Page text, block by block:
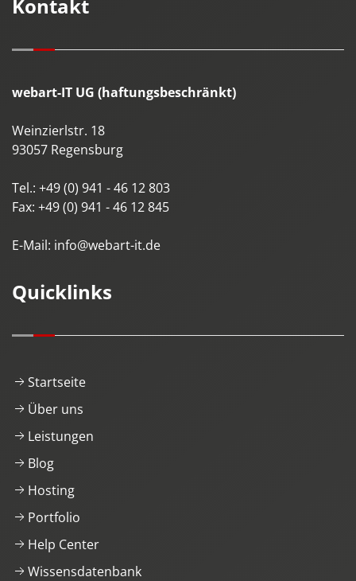
Kontakt
webart-IT UG (haftungsbeschränkt)
Weinzierlstr. 18
93057 Regensburg
Tel.: +49 (0) 941 - 46 12 803
Fax: +49 (0) 941 - 46 12 845
E-Mail: info@webart-it.de
Quicklinks
Startseite
Über uns
Leistungen
Blog
Hosting
Portfolio
Help Center
Wissensdatenbank